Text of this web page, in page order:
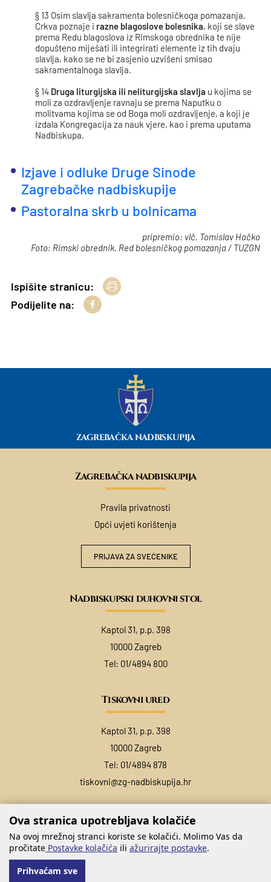
§ 13 Osim slavlja sakramenta bolesničkoga pomazanja,
Crkva poznaje i razne blagoslove bolesnika, koji se slave
prema Redu blagoslova iz Rimskoga obrednika te nije
dopušteno miješati ili integrirati elemente iz tih dvaju
slavlja, kako se ne bi zasjenio uzvišeni smisao
sakramentalnoga slavlja.
§ 14 Druga liturgijska ili neliturgijska slavlja u kojima se
moli za ozdravljenje ravnaju se prema Naputku o
molitvama kojima se od Boga moli ozdravljenje, a koji je
izdala Kongregacija za nauk vjere, kao i prema uputama
Nadbiskupa.
Izjave i odluke Druge Sinode
Zagrebačke nadbiskupije
Pastoralna skrb u bolnicama
pripremio: vlč. Tomislav Hačko
Foto: Rimski obrednik. Red bolesničkog pomazanja / TUZGN
Ispišite stranicu:
Podijelite na:
ZAGREBAČKA NADBISKUPIJA
Zagrebačka nadbiskupija
Pravila privatnosti
Opći uvjeti korištenja
PRIJAVA ZA SVEĆENIKE
Nadbiskupski duhovni stol
Kaptol 31, p.p. 398
10000 Zagreb
Tel: 01/4894 800
Tiskovni ured
Kaptol 31, p.p. 398
10000 Zagreb
Tel: 01/4894 878
tiskovni@zg-nadbiskupija.hr
Ova stranica upotrebljava kolačiće
Na ovoj mrežnoj stranci koriste se kolačići. Molimo Vas da
pročitate Postavke kolačića ili ažurirajte postavke.
Prihvaćam sve